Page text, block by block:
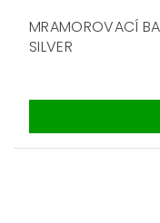
MRAMOROVACÍ
SILVER